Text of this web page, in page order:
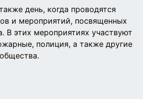
день, когда проводятся
и мероприятий, посвященных
В этих мероприятиях участвуют
полиция, а также другие